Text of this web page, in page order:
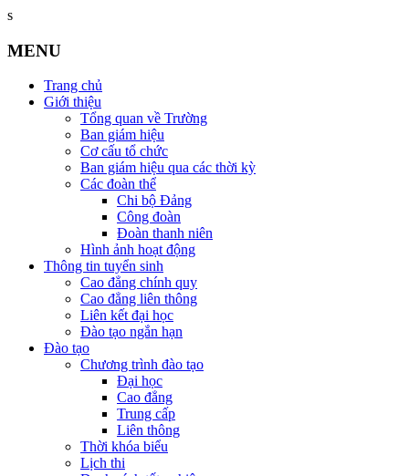
s
MENU
Trang chủ
Giới thiệu
Tổng quan về Trường
Ban giám hiệu
Cơ cấu tổ chức
Ban giám hiệu qua các thời kỳ
Các đoàn thể
Chi bộ Đảng
Công đoàn
Đoàn thanh niên
Hình ảnh hoạt động
Thông tin tuyển sinh
Cao đẳng chính quy
Cao đẳng liên thông
Liên kết đại học
Đào tạo ngắn hạn
Đào tạo
Chương trình đào tạo
Đại học
Cao đẳng
Trung cấp
Liên thông
Thời khóa biểu
Lịch thi